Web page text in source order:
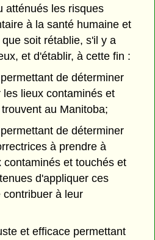
atténués les risques
à la santé humaine et
soit rétablie, s'il y a
et d'établir, à cette fin :
de déterminer
les lieux contaminés et
au Manitoba;
de déterminer
à prendre à
contaminés et touchés et
d'appliquer ces
contribuer à leur
et efficace permettant